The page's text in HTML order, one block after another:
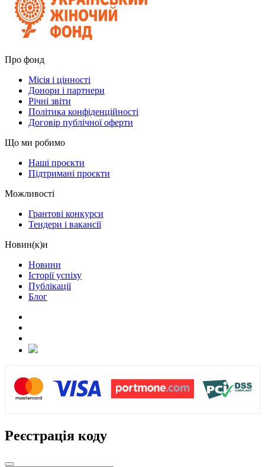
Про фонд
Місія і цінності
Донори і партнери
Річні звіти
Політика конфіденційності
Договір публічної оферти
Що ми робимо
Наші проєкти
Підтримані проєкти
Можливості
Грантові конкурси
Тендери і вакансії
Новин(к)и
Новини
Історії успіху
Публікації
Блог
Реєстрація коду